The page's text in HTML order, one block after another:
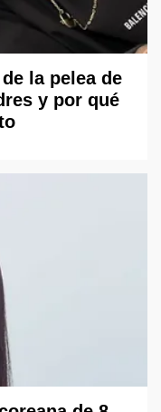
la pelea de
y por qué